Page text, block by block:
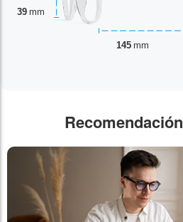
39 mm
145 mm